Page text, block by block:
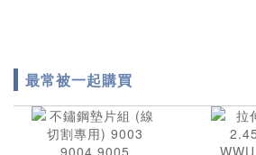
最常被一起購買